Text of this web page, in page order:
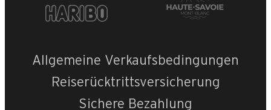
Allgemeine Verkaufsbedingungen
Reiserücktrittsversicherung
Sichere Bezahlung